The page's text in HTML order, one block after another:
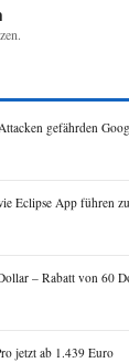
gefährden
Eclipse App führen
– Rabatt von 60
jetzt ab 1.439 Euro